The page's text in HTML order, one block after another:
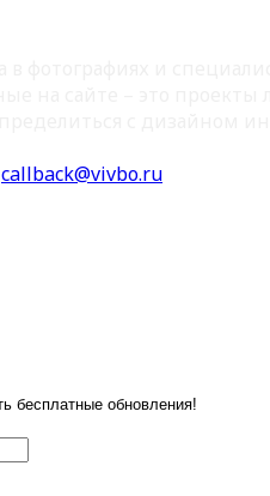
callback@vivbo.ru
бесплатные обновления!